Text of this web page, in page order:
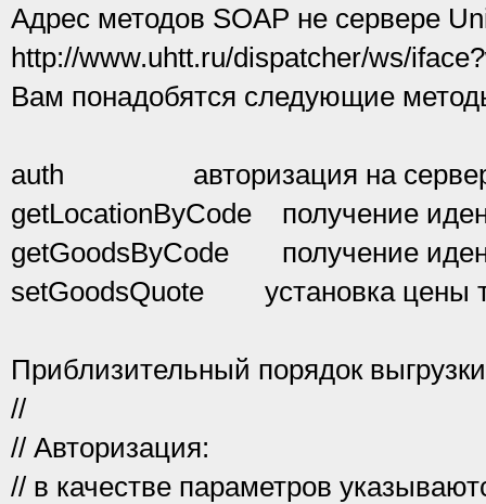
Адрес методов SOAP не сервере
http://www.uhtt.ru/dispatcher/ws/
Вам понадобятся следующие
auth авторизация на
getLocationByCode получение
getGoodsByCode получение
setGoodsQuote установка цены
Приблизительный порядок
//
// Авторизация:
// в качестве параметров